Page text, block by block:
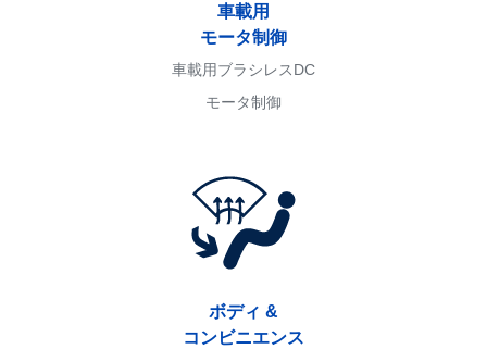
車載用
モータ制御
車載用ブラシレスDC
モータ制御
ボディ &
コンビニエンス